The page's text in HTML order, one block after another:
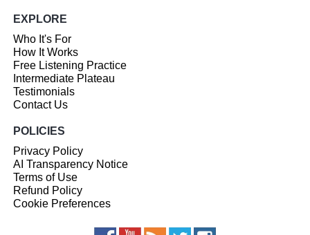
EXPLORE
Who It's For
How It Works
Free Listening Practice
Intermediate Plateau
Testimonials
Contact Us
POLICIES
Privacy Policy
AI Transparency Notice
Terms of Use
Refund Policy
Cookie Preferences